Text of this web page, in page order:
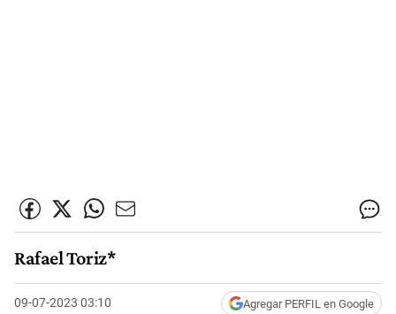
Rafael Toriz*
09-07-2023 03:10 Agregar PERFIL en Google